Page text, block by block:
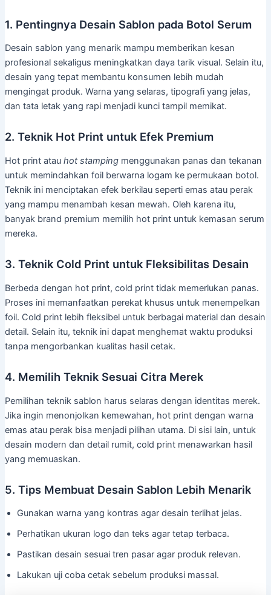
1. Pentingnya Desain Sablon pada Botol Serum
Desain sablon yang menarik mampu memberikan kesan
profesional sekaligus meningkatkan daya tarik visual. Selain itu,
desain yang tepat membantu konsumen lebih mudah
mengingat produk. Warna yang selaras, tipografi yang jelas,
dan tata letak yang rapi menjadi kunci tampil memikat.
2. Teknik Hot Print untuk Efek Premium
Hot print atau hot stampingmenggunakan panas dan tekanan
untuk memindahkan foil berwarna logam ke permukaan botol.
Teknik ini menciptakan efek berkilau seperti emas atau perak
yang mampu menambah kesan mewah. Oleh karena itu,
banyak brand premium memilih hot print untuk kemasan serum
mereka.
3. Teknik Cold Print untuk Fleksibilitas Desain
Berbeda dengan hot print, cold print tidak memerlukan panas.
Proses ini memanfaatkan perekat khusus untuk menempelkan
foil. Cold print lebih fleksibel untuk berbagai material dan desain
detail. Selain itu, teknik ini dapat menghemat waktu produksi
tanpa mengorbankan kualitas hasil cetak.
4. Memilih Teknik Sesuai Citra Merek
Pemilihan teknik sablon harus selaras dengan identitas merek.
Jika ingin menonjolkan kemewahan, hot print dengan warna
emas atau perak bisa menjadi pilihan utama. Di sisi lain, untuk
desain modern dan detail rumit, cold print menawarkan hasil
yang memuaskan.
5. Tips Membuat Desain Sablon Lebih Menarik
Gunakan warna yang kontras agar desain terlihat jelas.
Perhatikan ukuran logo dan teks agar tetap terbaca.
Pastikan desain sesuai tren pasar agar produk relevan.
Lakukan uji coba cetak sebelum produksi massal.